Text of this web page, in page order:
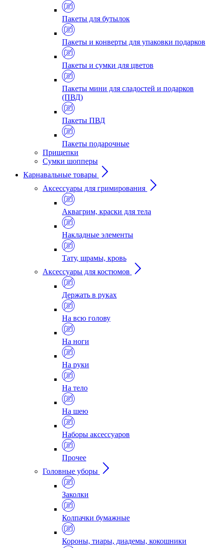
Пакеты для бутылок
Пакеты и конверты для упаковки подарков
Пакеты и сумки для цветов
Пакеты мини для сладостей и подарков
(ПВД)
Пакеты ПВД
Пакеты подарочные
Прищепки
Сумки шопперы
Карнавальные товары
Аксессуары для гримирования
Аквагрим, краски для тела
Накладные элементы
Тату, шрамы, кровь
Аксессуары для костюмов
Держать в руках
На всю голову
На ноги
На руки
На тело
На шею
Наборы аксессуаров
Прочее
Головные уборы
Заколки
Колпачки бумажные
Короны, тиары, диадемы, кокошники